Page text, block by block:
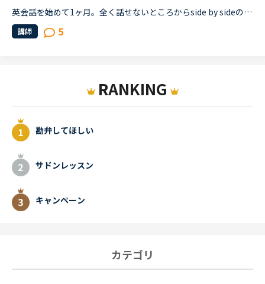
英会話を始めて1ヶ月。全く話せないところからside by sideの1が終わり、2に入ったところです。文法や単語は中学2年生程度の知識しかないうえ、それすら完璧には使えません。予習復習に１日約3時間かけていること...
講師 5
RANKING
勘弁してほしい
サドンレッスン
キャンペーン
カテゴリ